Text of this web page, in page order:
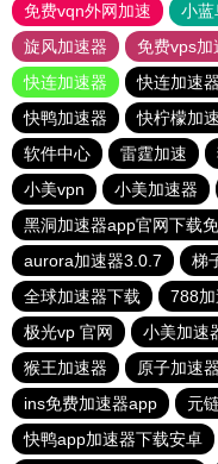
免费vqn外网加速
小蓝
旋风加速器
免费vps加
快连加速器
快连加速
快鸭加速器
快柠檬加
软件中心
雷霆加速
小美vpn
小美加速器
黑洞加速器app官网下载
aurora加速器3.0.7
梯
全球加速器下载
788
极光vp 官网
小美加速
猴王加速器
原子加速器
ins免费加速器app
元
快鸭app加速器下载安卓